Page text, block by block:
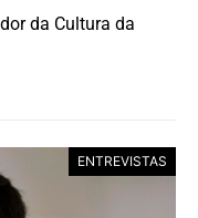
da Cultura da
ENTREVISTAS